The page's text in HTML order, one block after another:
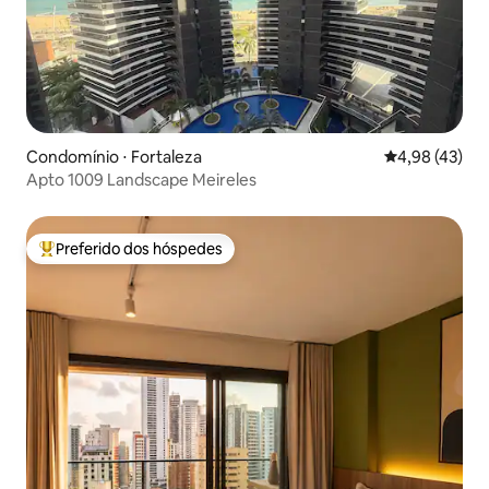
Condomínio ⋅ Fortaleza 4,98 de uma
4,98 (43)
Apto 1009 Landscape Meireles
Entre os melhores preferidos dos hóspedes
Preferido dos hóspedes